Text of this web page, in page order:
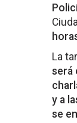
La
será
y a
se